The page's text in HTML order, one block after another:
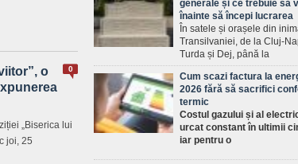
0
o
„Biserica lui
joi, 25
generale și ce trebuie să
înainte să începi lucrarea
În satele și orașele din
Transilvaniei, de la Cluj-
Turda și Dej, până la
Cum scazi factura la
2026 fără să sacrifici
termic
Costul gazului și al
urcat constant în ultimii
iar pentru o